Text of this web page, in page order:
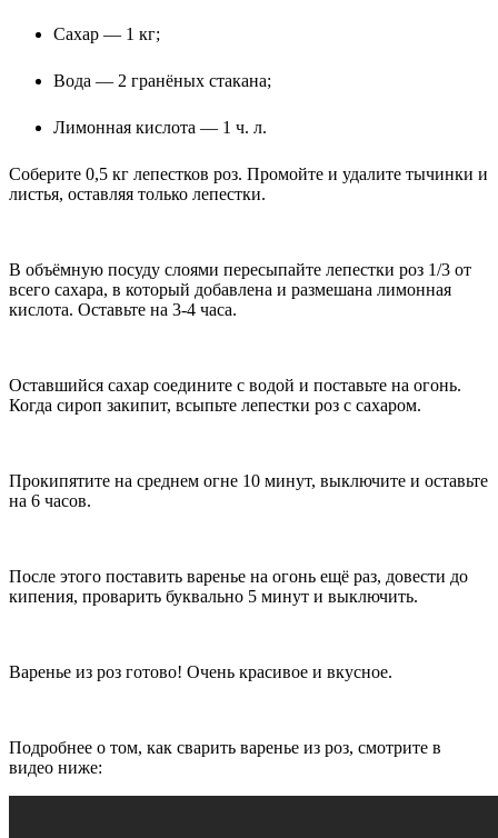
Сахар — 1 кг;
Вода — 2 гранёных стакана;
Лимонная кислота — 1 ч. л.
Соберите 0,5 кг лепестков роз. Промойте и удалите тычинки и
листья, оставляя только лепестки.
В объёмную посуду слоями пересыпайте лепестки роз 1/3 от
всего сахара, в который добавлена и размешана лимонная
кислота. Оставьте на 3-4 часа.
Оставшийся сахар соедините с водой и поставьте на огонь.
Когда сироп закипит, всыпьте лепестки роз с сахаром.
Прокипятите на среднем огне 10 минут, выключите и оставьте
на 6 часов.
После этого поставить варенье на огонь ещё раз, довести до
кипения, проварить буквально 5 минут и выключить.
Варенье из роз готово! Очень красивое и вкусное.
Подробнее о том, как сварить варенье из роз, смотрите в
видео ниже: